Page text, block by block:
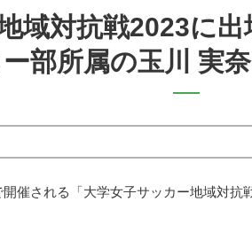
域対抗戦2023に
部所属の玉川 実
催される「大学女子サッカー地域対